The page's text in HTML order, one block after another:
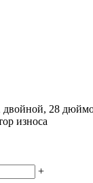
28
износа
+